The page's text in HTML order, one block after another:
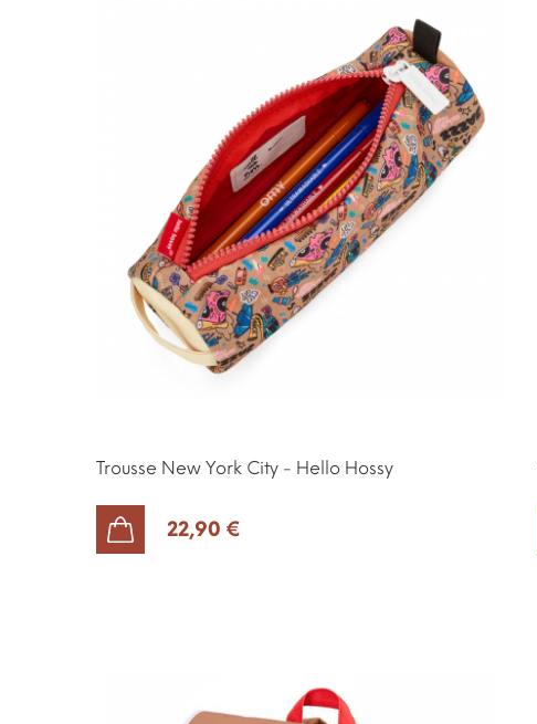
Trousse New York City - Hello Hossy
22,90 €